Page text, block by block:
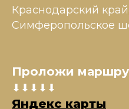
Краснодарский
Симферопольское
Проложи
⬇⬇⬇⬇⬇
Яндекс карты